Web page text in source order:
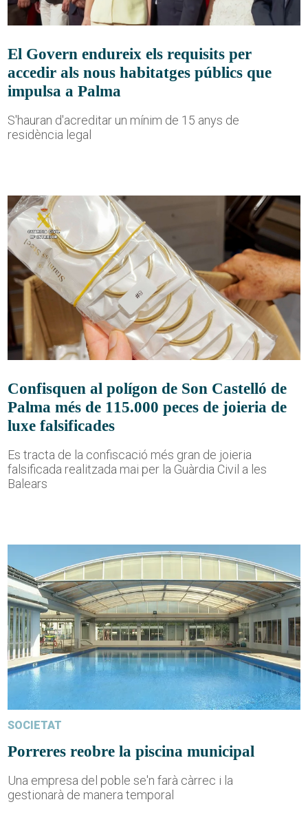
El Govern endureix els requisits per
accedir als nous habitatges públics que
impulsa a Palma
S'hauran d'acreditar un mínim de 15 anys de
residència legal
Confisquen al polígon de Son Castelló de
Palma més de 115.000 peces de joieria de
luxe falsificades
Es tracta de la confiscació més gran de joieria
falsificada realitzada mai per la Guàrdia Civil a les
Balears
SOCIETAT
Porreres reobre la piscina municipal
Una empresa del poble se'n farà càrrec i la
gestionarà de manera temporal